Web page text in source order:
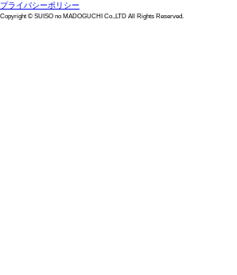
プライバシーポリシー
Copyright © SUISO no MADOGUCHI Co.,LTD All Rights Reserved.